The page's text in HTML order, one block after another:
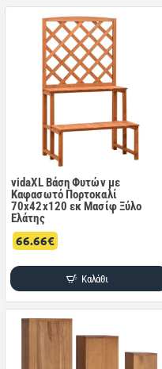
vidaXL Βάση Φυτών με
Καφασωτό Πορτοκαλί
70x42x120 εκ Μασίφ Ξύλο
Ελάτης
66.66€
Καλάθι